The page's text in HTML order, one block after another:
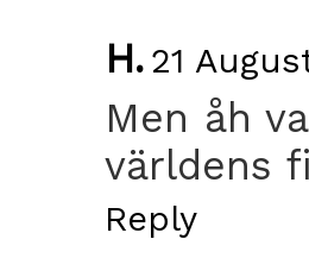
H. 21
Men åh
världens
Reply